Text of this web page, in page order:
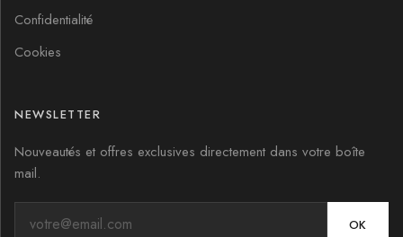
Confidentialité
Cookies
NEWSLETTER
Nouveautés et offres exclusives directement dans votre boîte
mail.
OK